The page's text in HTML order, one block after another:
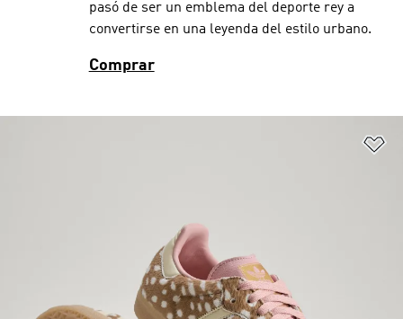
pasó de ser un emblema del deporte rey a
convertirse en una leyenda del estilo urbano.
Comprar